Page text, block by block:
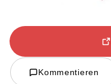
Kommentieren